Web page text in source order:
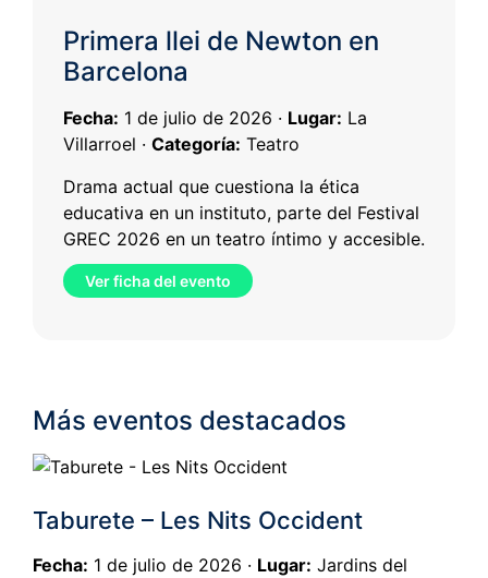
Primera llei de Newton en
Barcelona
Fecha: 1 de julio de 2026 · Lugar: La
Villarroel · Categoría: Teatro
Drama actual que cuestiona la ética
educativa en un instituto, parte del Festival
GREC 2026 en un teatro íntimo y accesible.
Ver ficha del evento
Más eventos destacados
Taburete – Les Nits Occident
Fecha: 1 de julio de 2026 · Lugar: Jardins del